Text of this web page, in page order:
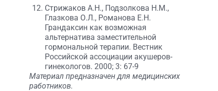
Стрижаков А.Н., Подзолкова Н.М.,
Глазкова О.Л., Романова Е.Н.
Грандаксин как возможная
альтернатива заместительной
гормональной терапии. Вестник
Российской ассоциации акушеров-
гинекологов. 2000; 3: 67-9
Материал предназначен для медицинских
работников.